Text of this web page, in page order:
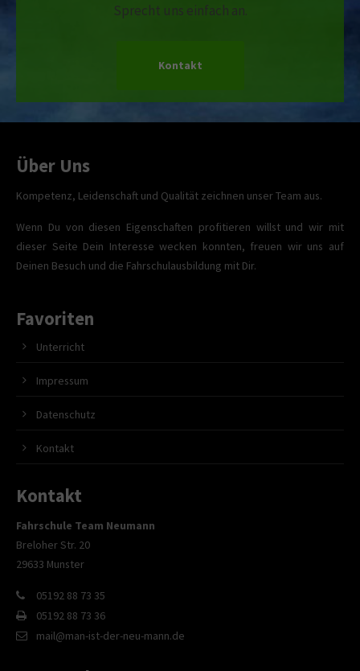
Sprecht uns einfach an.
Kontakt
Über Uns
Kompetenz, Leidenschaft und Qualität zeichnen unser Team aus.
Wenn Du von diesen Eigenschaften profitieren willst und wir mit
dieser Seite Dein Interesse wecken konnten, freuen wir uns auf
Deinen Besuch und die Fahrschulausbildung mit Dir.
Favoriten
Unterricht
Impressum
Datenschutz
Kontakt
Kontakt
Fahrschule Team Neumann
Breloher Str. 20
29633 Munster
05192 88 73 35
05192 88 73 36
mail@man-ist-der-neu-mann.de